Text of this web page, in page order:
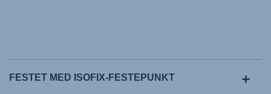
FESTET MED ISOFIX-FESTEPUNKT